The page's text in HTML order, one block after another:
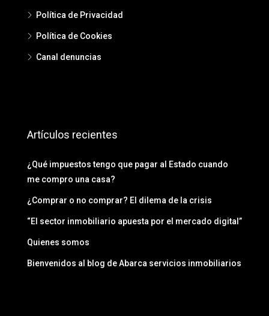
Política de Privacidad
Política de Cookies
Canal denuncias
Artículos recientes
¿Qué impuestos tengo que pagar al Estado cuando
me compro una casa?
¿Comprar o no comprar? El dilema de la crisis
“El sector inmobiliario apuesta por el mercado digital”
Quienes somos
Bienvenidos al blog de Abarca servicios inmobiliarios